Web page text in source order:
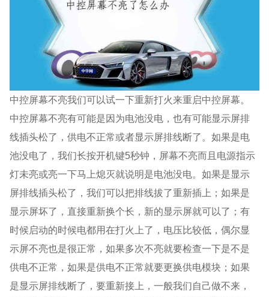
中控屏幕不亮我们可以试一下重新打火来重启中控屏幕。
中控屏幕不亮有可能是因为电池没电，也有可能显示屏排
线插头松了，供电不正常或者显示屏排线断了。如果是电
池没电了，我们长按开机键5秒钟，屏幕不亮而且电源指示
灯未亮或亮一下马上熄灭就说明是电池没电。如果是显示
屏排线插头松了，我们可以把排线拔了重新插上；如果是
显示屏坏了，直接重新换个长，新的显示屏就可以了；有
时候启动的时候电都用在打火上了，电压比较低，偶尔显
示屏不亮也是很正常，如果多次不亮就要检查一下是不是
供电不正常，如果是供电不正常就要更换供电模块；如果
是显示屏排线断了，要重新接上，一般我们自己做不来，